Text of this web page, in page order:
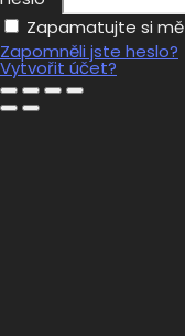
Zapamatujte si mě
Zapomněli jste heslo?
Vytvořit účet?